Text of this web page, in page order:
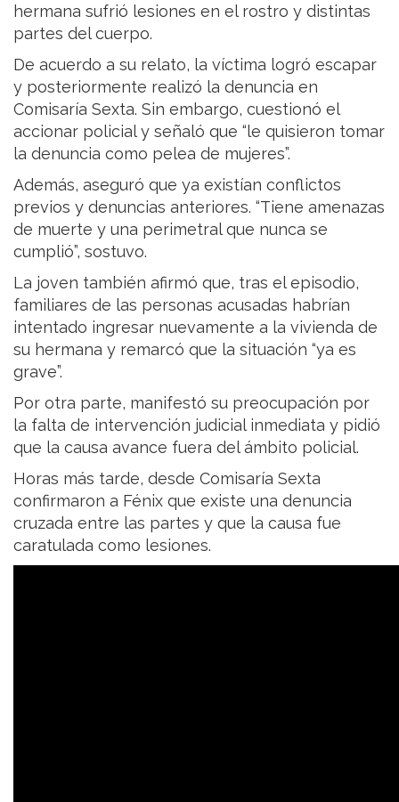
hermana sufrió lesiones en el rostro y distintas
partes del cuerpo.
De acuerdo a su relato, la víctima logró escapar
y posteriormente realizó la denuncia en
Comisaría Sexta. Sin embargo, cuestionó el
accionar policial y señaló que “le quisieron tomar
la denuncia como pelea de mujeres”.
Además, aseguró que ya existían conflictos
previos y denuncias anteriores. “Tiene amenazas
de muerte y una perimetral que nunca se
cumplió”, sostuvo.
La joven también afirmó que, tras el episodio,
familiares de las personas acusadas habrían
intentado ingresar nuevamente a la vivienda de
su hermana y remarcó que la situación “ya es
grave”.
Por otra parte, manifestó su preocupación por
la falta de intervención judicial inmediata y pidió
que la causa avance fuera del ámbito policial.
Horas más tarde, desde Comisaría Sexta
confirmaron a Fénix que existe una denuncia
cruzada entre las partes y que la causa fue
caratulada como lesiones.